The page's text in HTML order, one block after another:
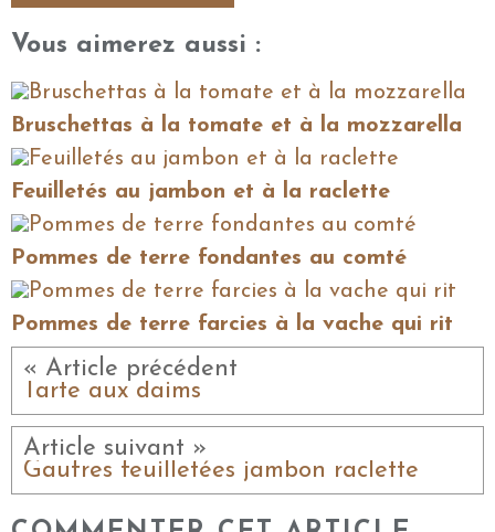
Vous aimerez aussi :
Bruschettas à la tomate et à la mozzarella
Feuilletés au jambon et à la raclette
Pommes de terre fondantes au comté
Pommes de terre farcies à la vache qui rit
« Article précédent
Tarte aux daims
Article suivant »
Gaufres feuilletées jambon raclette